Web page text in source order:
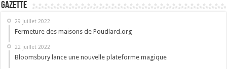
Gazette
29 juillet 2022
Fermeture des maisons de Poudlard.org
22 juillet 2022
Bloomsbury lance une nouvelle plateforme magique